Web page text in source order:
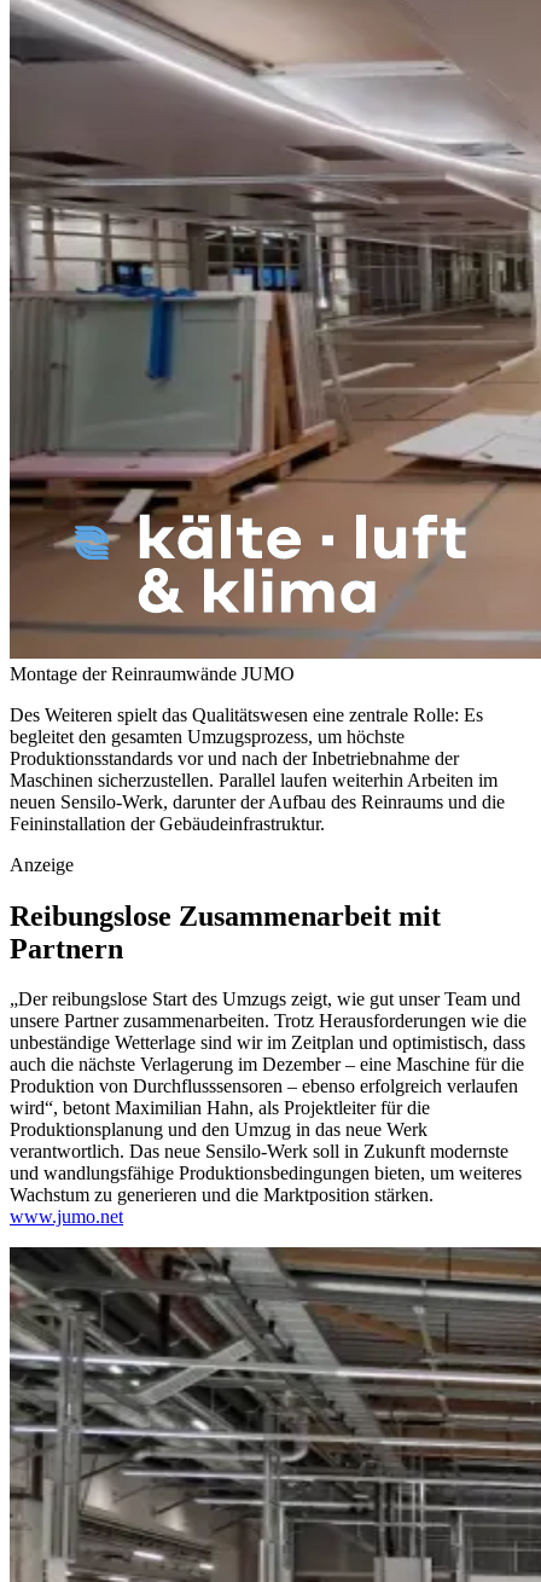
Montage der Reinraumwände JUMO
Des Weiteren spielt das Qualitätswesen eine zentrale Rolle: Es
begleitet den gesamten Umzugsprozess, um höchste
Produktionsstandards vor und nach der Inbetriebnahme der
Maschinen sicherzustellen. Parallel laufen weiterhin Arbeiten im
neuen Sensilo-Werk, darunter der Aufbau des Reinraums und die
Feininstallation der Gebäudeinfrastruktur.
Anzeige
Reibungslose Zusammenarbeit mit
Partnern
„Der reibungslose Start des Umzugs zeigt, wie gut unser Team und
unsere Partner zusammenarbeiten. Trotz Herausforderungen wie die
unbeständige Wetterlage sind wir im Zeitplan und optimistisch, dass
auch die nächste Verlagerung im Dezember – eine Maschine für die
Produktion von Durchflusssensoren – ebenso erfolgreich verlaufen
wird“, betont Maximilian Hahn, als Projektleiter für die
Produktionsplanung und den Umzug in das neue Werk
verantwortlich. Das neue Sensilo-Werk soll in Zukunft modernste
und wandlungsfähige Produktionsbedingungen bieten, um weiteres
Wachstum zu generieren und die Marktposition stärken.
www.jumo.net